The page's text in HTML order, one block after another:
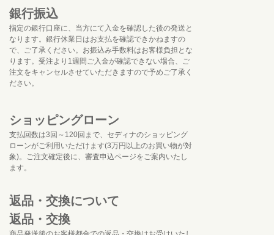
銀行振込
指定の銀行口座に、当方にて入金を確認した後の発送と
なります。銀行休業日はお支払を確認できかねますの
で、ご了承ください。お振込み手数料はお客様負担とな
ります。受注より1週間ご入金が確認できない場合、ご
注文をキャンセルさせていただきますので予めご了承く
ださい。
ショッピングローン
支払回数は3回～120回まで、セディナのショッピング
ローンがご利用いただけます(3万円以上のお買い物が対
象)。ご注文確定後に、審査申込ページをご案内いたし
ます。
返品・交換について
返品・交換